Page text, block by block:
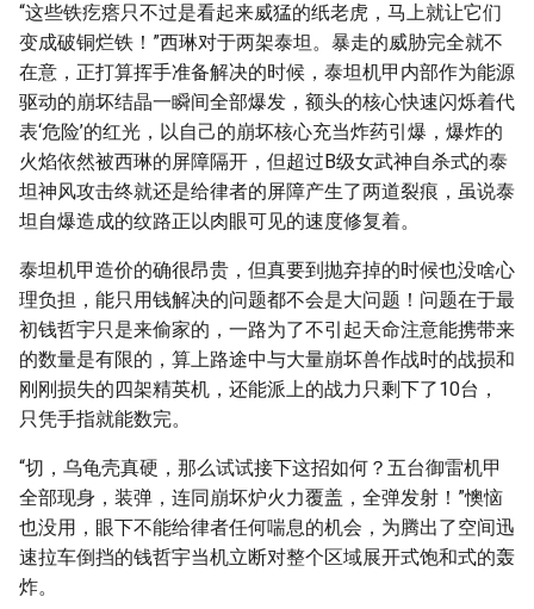
“这些铁疙瘩只不过是看起来威猛的纸老虎，马上就让它们
变成破铜烂铁！”西琳对于两架泰坦。暴走的威胁完全就不
在意，正打算挥手准备解决的时候，泰坦机甲内部作为能源
驱动的崩坏结晶一瞬间全部爆发，额头的核心快速闪烁着代
表‘危险’的红光，以自己的崩坏核心充当炸药引爆，爆炸的
火焰依然被西琳的屏障隔开，但超过B级女武神自杀式的泰
坦神风攻击终就还是给律者的屏障产生了两道裂痕，虽说泰
坦自爆造成的纹路正以肉眼可见的速度修复着。
泰坦机甲造价的确很昂贵，但真要到抛弃掉的时候也没啥心
理负担，能只用钱解决的问题都不会是大问题！问题在于最
初钱哲宇只是来偷家的，一路为了不引起天命注意能携带来
的数量是有限的，算上路途中与大量崩坏兽作战时的战损和
刚刚损失的四架精英机，还能派上的战力只剩下了10台，
只凭手指就能数完。
“切，乌龟壳真硬，那么试试接下这招如何？五台御雷机甲
全部现身，装弹，连同崩坏炉火力覆盖，全弹发射！”懊恼
也没用，眼下不能给律者任何喘息的机会，为腾出了空间迅
速拉车倒挡的钱哲宇当机立断对整个区域展开式饱和式的轰
炸。